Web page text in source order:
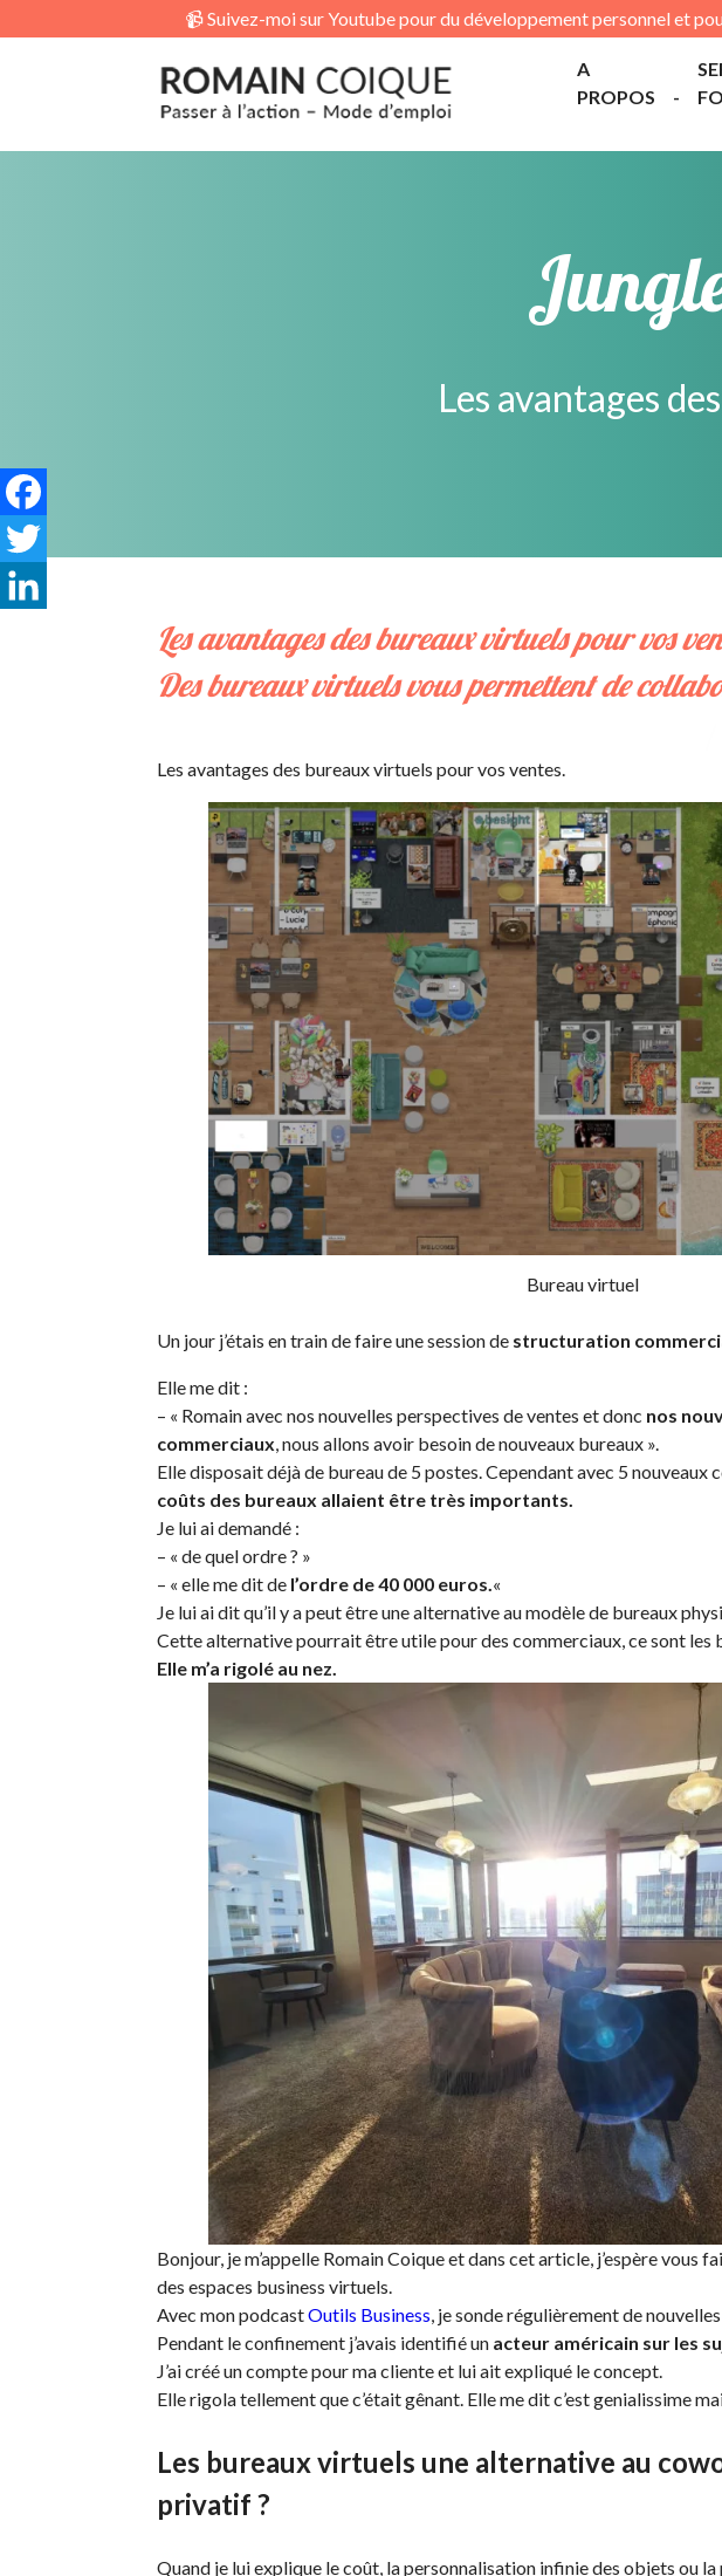
📹 Suivez-moi sur Youtube pour du développement personnel et
A
PROPOS
Les avantages
Les avantages des bureaux virtuels pour vos
Des bureaux virtuels vous permettent de
Les avantages des bureaux virtuels pour vos ventes.
Bureau virtuel
Un jour j’étais en train de faire une session de structuration
Elle me dit :
– « Romain avec nos nouvelles perspectives de ventes et donc nos
commerciaux, nous allons avoir besoin de nouveaux bureaux ».
Elledisposaitdéjàde bureaude 5 postes. Cependant avec 5 nouveaux
coûts des bureaux allaient être très importants.
Je lui ai demandé :
– « de quel ordre ? »
– « elle me dit de l’ordre de 40 000 euros.«
Je lui ai dit qu’il y a peut être une alternative au modèle de bureaux
Cette alternative pourrait être utile pour des commerciaux, ce sont les
Elle m’a rigolé au nez.
Bonjour, je m’appelle Romain Coique et dans cet article, j’espère vous
des espaces business virtuels.
Avec mon podcastOutils Business, je sonde régulièrement de
Pendant le confinement j’avais identifié un acteur américain sur les
J’ai créé un compte pour ma cliente et lui ait expliqué le concept.
Elle rigola tellement que c’était gênant. Elle medit c’estgenialissime
Les bureaux virtuels une alternative au
privatif ?
Quand je lui explique le coût, la personnalisation infinie des objets ou
Facebook
Twitter